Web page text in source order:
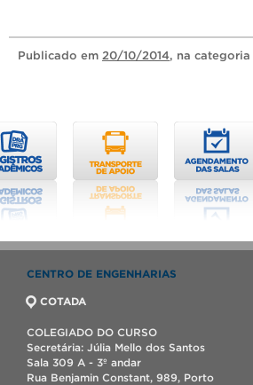
Publicado em 20/10/2014, na categoria
CENTRO DE ENGENHARIAS
COTADA
COLEGIADO DO CURSO
Secretária: Júlia Mello dos Santos
Sala 309 A - 3º andar
Rua Benjamin Constant, 989, Porto